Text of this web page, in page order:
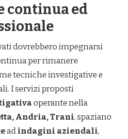
continua ed
dovrebbero impegnarsi
per rimanere
tecniche investigative e
I servizi proposti
operante nella
Andria, Trani, spaziano
adindagini aziendali,